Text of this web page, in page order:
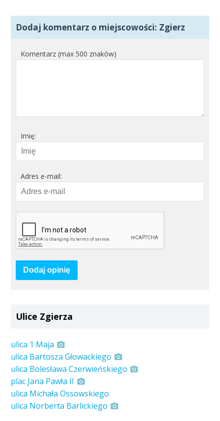
Dodaj komentarz o miejscowości: Zgierz
Komentarz (max 500 znaków)
Imię:
Adres e-mail:
Dodaj opinię
Ulice Zgierza
ulica 1 Maja
ulica Bartosza Głowackiego
ulica Bolesława Czerwieńskiego
plac Jana Pawła II
ulica Michała Ossowskiego
ulica Norberta Barlickiego